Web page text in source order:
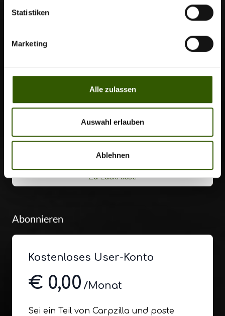
Statistiken
Marketing
Alle zulassen
Auswahl erlauben
Ablehnen
Zu Lücki liest!
Abonnieren
Kostenloses User-Konto
€ 0,00 /Monat
Sei ein Teil von Carpzilla und poste